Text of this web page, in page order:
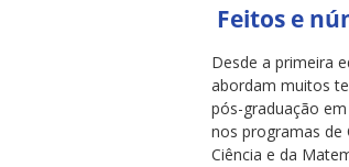
Feitos e
Desde a primeira
abordam muitos
pós-graduação
nos programas de
Ciência e da